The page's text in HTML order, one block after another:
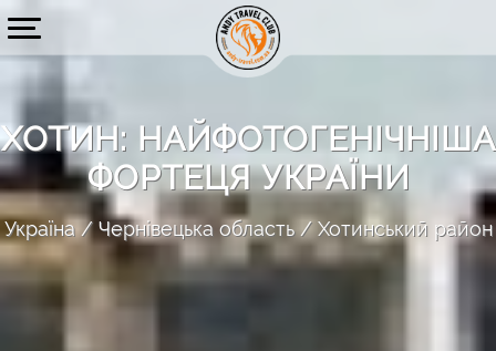
ХОТИН: НАЙФОТОГЕНІЧНІША
ФОРТЕЦЯ УКРАЇНИ
Україна Чернівецька область Хотинський район